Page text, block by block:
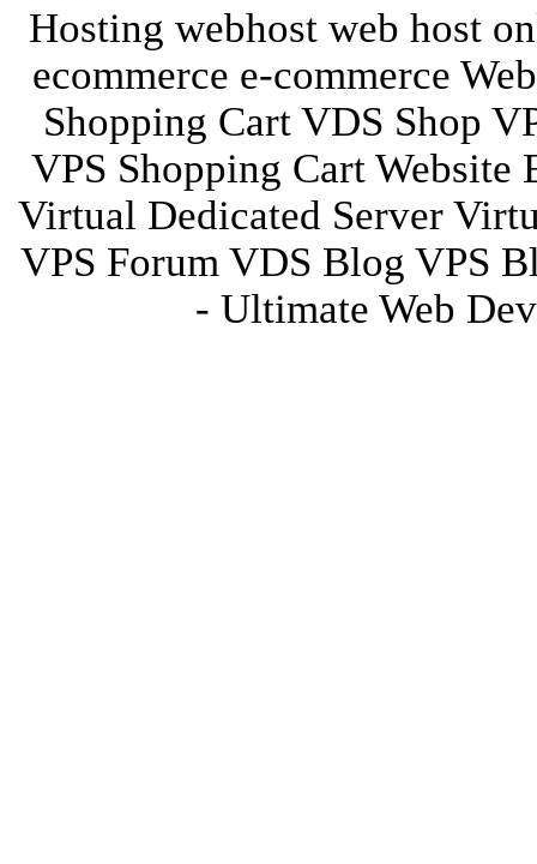
Hosting webhost web host
ecommerce e-commerce
Shopping Cart VDS Shop
VPS Shopping Cart Website
Virtual Dedicated Server
VPS Forum VDS Blog VPS
- Ultimate Web